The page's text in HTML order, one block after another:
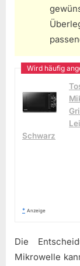
Schwarz
* Anzeige
Die
Mikrowelle